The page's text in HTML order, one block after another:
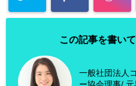
この記事を書い
一般社団法人
ー協会理事/